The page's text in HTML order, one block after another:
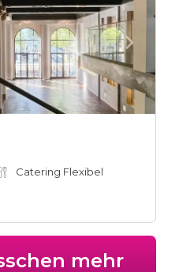
Catering Flexibel
mehr